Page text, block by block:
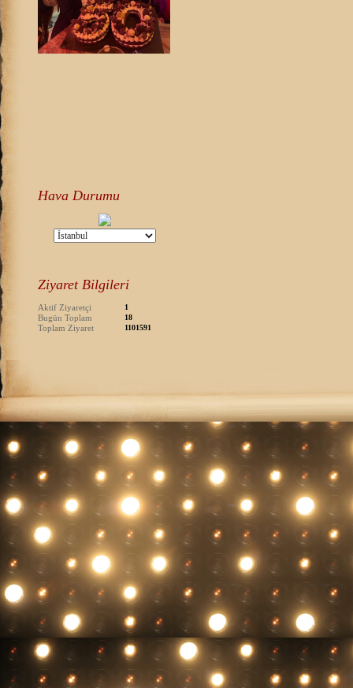
Hava Durumu
Ziyaret Bilgileri
Aktif Ziyaretçi 1
Bugün Toplam 18
Toplam Ziyaret 1101591